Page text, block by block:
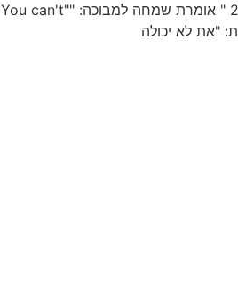
באחת הסצינות החזקות ב"הקול בראש 2 " אומרת שמחה למבוכה: ""You can't